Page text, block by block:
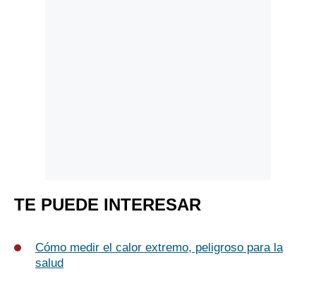
TE PUEDE INTERESAR
Cómo medir el calor extremo, peligroso para la
salud